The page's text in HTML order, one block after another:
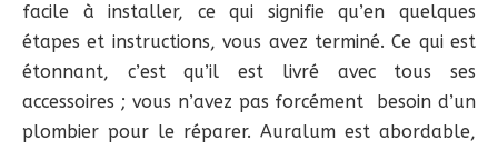
facile à installer, ce qui signifie qu’en quelques
étapes et instructions, vous avez terminé. Ce qui est
étonnant, c’est qu’il est livré avec tous ses
accessoires ; vous n’avez pas forcément besoin d’un
plombier pour le réparer. Auralum est abordable,